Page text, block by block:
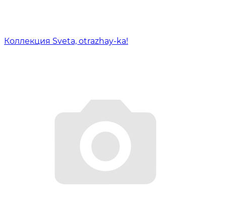
Коллекция Sveta, otrazhay-ka!